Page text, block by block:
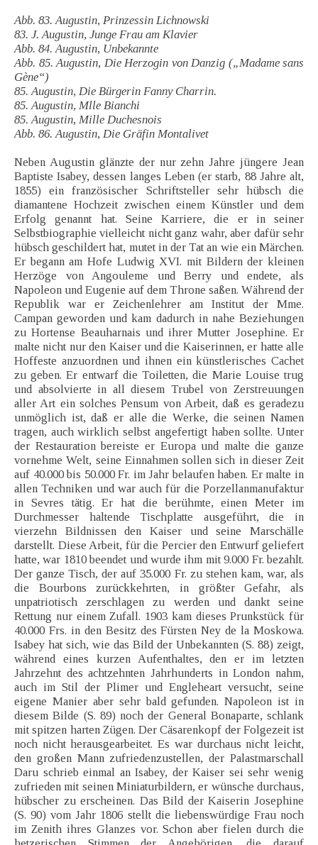
Abb. 83. Augustin, Prinzessin Lichnowski
83. J. Augustin, Junge Frau am Klavier
Abb. 84. Augustin, Unbekannte
Abb. 85. Augustin, Die Herzogin von Danzig („Madame sans
Gène“)
85. Augustin, Die Bürgerin Fanny Charrin.
85. Augustin, Mlle Bianchi
85. Augustin, Mille Duchesnois
Abb. 86. Augustin, Die Gräfin Montalivet
Neben Augustin glänzte der nur zehn Jahre jüngere Jean
Baptiste Isabey, dessen langes Leben (er starb, 88 Jahre alt,
1855) ein französischer Schriftsteller sehr hübsch die
diamantene Hochzeit zwischen einem Künstler und dem
Erfolg genannt hat. Seine Karriere, die er in seiner
Selbstbiographie vielleicht nicht ganz wahr, aber dafür sehr
hübsch geschildert hat, mutet in der Tat an wie ein Märchen.
Er begann am Hofe Ludwig XVI. mit Bildern der kleinen
Herzöge von Angouleme und Berry und endete, als
Napoleon und Eugenie auf dem Throne saßen. Während der
Republik war er Zeichenlehrer am Institut der Mme.
Campan geworden und kam dadurch in nahe Beziehungen
zu Hortense Beauharnais und ihrer Mutter Josephine. Er
malte nicht nur den Kaiser und die Kaiserinnen, er hatte alle
Hoffeste anzuordnen und ihnen ein künstlerisches Cachet
zu geben. Er entwarf die Toiletten, die Marie Louise trug
und absolvierte in all diesem Trubel von Zerstreuungen
aller Art ein solches Pensum von Arbeit, daß es geradezu
unmöglich ist, daß er alle die Werke, die seinen Namen
tragen, auch wirklich selbst angefertigt haben sollte. Unter
der Restauration bereiste er Europa und malte die ganze
vornehme Welt, seine Einnahmen sollen sich in dieser Zeit
auf 40.000 bis 50.000 Fr. im Jahr belaufen haben. Er malte in
allen Techniken und war auch für die Porzellanmanufaktur
in Sevres tätig. Er hat die berühmte, einen Meter im
Durchmesser haltende Tischplatte ausgeführt, die in
vierzehn Bildnissen den Kaiser und seine Marschälle
darstellt. Diese Arbeit, für die Percier den Entwurf geliefert
hatte, war 1810 beendet und wurde ihm mit 9.000 Fr. bezahlt.
Der ganze Tisch, der auf 35.000 Fr. zu stehen kam, war, als
die Bourbons zurückkehrten, in größter Gefahr, als
unpatriotisch zerschlagen zu werden und dankt seine
Rettung nur einem Zufall. 1903 kam dieses Prunkstück für
40.000 Frs. in den Besitz des Fürsten Ney de la Moskowa.
Isabey hat sich, wie das Bild der Unbekannten (S. 88) zeigt,
während eines kurzen Aufenthaltes, den er im letzten
Jahrzehnt des achtzehnten Jahrhunderts in London nahm,
auch im Stil der Plimer und Engleheart versucht, seine
eigene Manier aber sehr bald gefunden. Napoleon ist in
diesem Bilde (S. 89) noch der General Bonaparte, schlank
mit spitzen harten Zügen. Der Cäsarenkopf der Folgezeit ist
noch nicht herausgearbeitet. Es war durchaus nicht leicht,
den großen Mann zufriedenzustellen, der Palastmarschall
Daru schrieb einmal an Isabey, der Kaiser sei sehr wenig
zufrieden mit seinen Miniaturbildern, er wünsche durchaus,
hübscher zu erscheinen. Das Bild der Kaiserin Josephine
(S. 90) vom Jahr 1806 stellt die liebenswürdige Frau noch
im Zenith ihres Glanzes vor. Schon aber fielen durch die